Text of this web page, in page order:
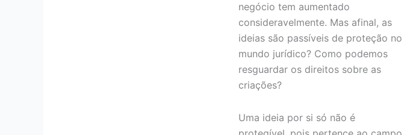
negócio tem aumentado
consideravelmente. Mas afinal, as
ideias são passíveis de proteção no
mundo jurídico? Como podemos
resguardar os direitos sobre as
criações?
Uma ideia por si só não é